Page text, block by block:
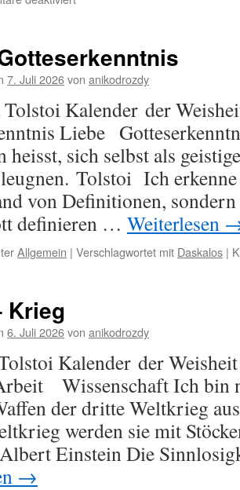
Glauben
7. Juli 2026von anikodrozdy
Kalender der
Liebe
heisst, sich selbst als
Tolstoi Ich
von Definitionen, sondern
definieren … Weiterlesen
Allgemein | Verschlagwortet mit Daskalos |
Krieg
6. Juli 2026von anikodrozdy
Kalender der
Wissenschaft Ich bin
der dritte Weltkrieg
werden sie mit
Einstein Die
→